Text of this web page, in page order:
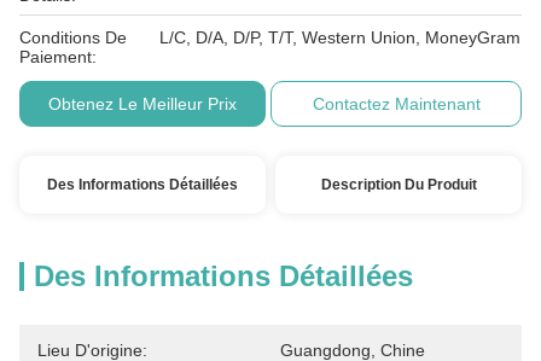
Conditions De
Paiement:
L/C, D/A, D/P, T/T, Western Union, MoneyGram
Obtenez Le Meilleur Prix Contactez Maintenant
Des Informations Détaillées Description Du Produit
Des Informations Détaillées
Lieu D'origine: Guangdong, Chine